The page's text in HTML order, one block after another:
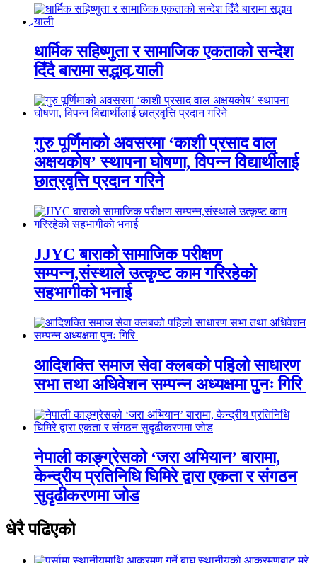
धार्मिक सहिष्णुता र सामाजिक एकताको सन्देश
दिँदै बारामा सद्भाव र्‍याली
गुरु पूर्णिमाको अवसरमा ‘काशी प्रसाद वाल
अक्षयकोष’ स्थापना घोषणा, विपन्न विद्यार्थीलाई
छात्रवृत्ति प्रदान गरिने
JJYC बाराको सामाजिक परीक्षण
सम्पन्न,संस्थाले उत्कृष्ट काम गरिरहेको
सहभागीको भनाई
आदिशक्ति समाज सेवा क्लबको पहिलो साधारण
सभा तथा अधिवेशन सम्पन्न अध्यक्षमा पुनः गिरि
नेपाली काङ्ग्रेसको ‘जरा अभियान’ बारामा,
केन्द्रीय प्रतिनिधि घिमिरे द्वारा एकता र संगठन
सुदृढीकरणमा जोड
धेरै पढिएको